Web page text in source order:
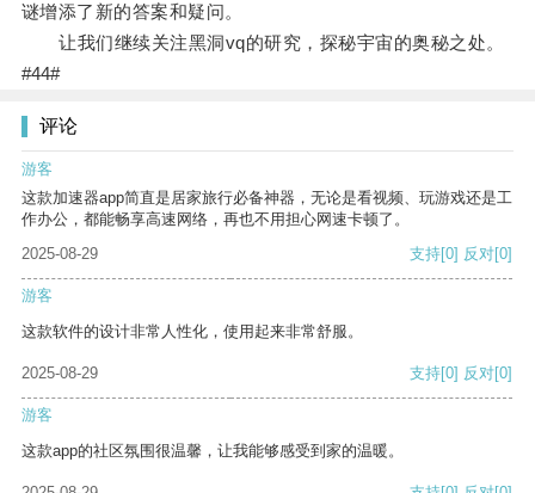
谜增添了新的答案和疑问。
让我们继续关注黑洞vq的研究，探秘宇宙的奥秘之处。
#44#
评论
游客
这款加速器app简直是居家旅行必备神器，无论是看视频、玩游戏还是工
作办公，都能畅享高速网络，再也不用担心网速卡顿了。
2025-08-29
支持[0] 反对[0]
游客
这款软件的设计非常人性化，使用起来非常舒服。
2025-08-29 支持[0] 反对[0]
游客
这款app的社区氛围很温馨，让我能够感受到家的温暖。